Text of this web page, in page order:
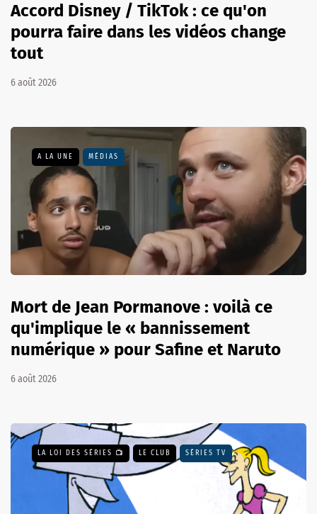
Accord Disney / TikTok : ce qu'on
pourra faire dans les vidéos change
tout
6 août 2026
A LA UNE MÉDIAS
Mort de Jean Pormanove : voilà ce
qu'implique le « bannissement
numérique » pour Safine et Naruto
6 août 2026
LA LOI DES SÉRIES 📺 LE CLUB SÉRIES TV